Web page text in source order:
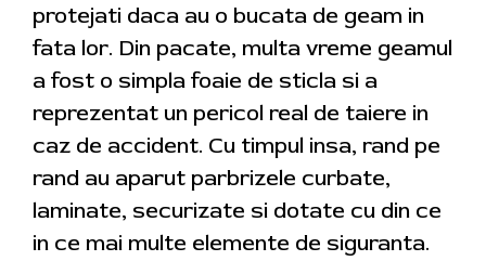
protejati daca au o bucata de geam in
fata lor. Din pacate, multa vreme geamul
a fost o simpla foaie de sticla si a
reprezentat un pericol real de taiere in
caz de accident. Cu timpul insa, rand pe
rand au aparut parbrizele curbate,
laminate, securizate si dotate cu din ce
in ce mai multe elemente de siguranta.